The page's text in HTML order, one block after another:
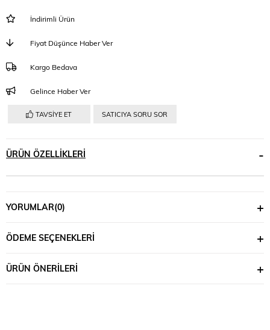
İndirimli Ürün
Fiyat Düşünce Haber Ver
Kargo Bedava
Gelince Haber Ver
TAVSIYE ET SATICIYA SORU SOR
ÜRÜN ÖZELLIKLERI
YORUMLAR(0)
ÖDEME SEÇENEKLERI
ÜRÜN ÖNERILERI